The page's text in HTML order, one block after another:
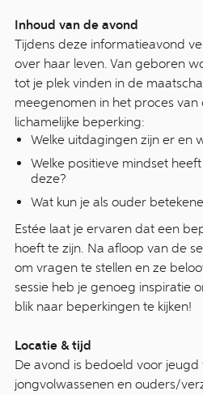
Inhoud van de avond
Tijdens deze informatieavond
over haar leven. Van geboren
tot je plek vinden in de
meegenomen in het proces
lichamelijke beperking:
Welke uitdagingen zijn er en
Welke positieve mindset
deze?
Wat kun je als ouder
Estée laat je ervaren dat een
hoeft te zijn. Na afloop van de
om vragen te stellen en ze
sessie heb je genoeg inspiratie
blik naar beperkingen te kijken!
Locatie & tijd
De avond is bedoeld voor jeugd
jongvolwassenen en ouders/